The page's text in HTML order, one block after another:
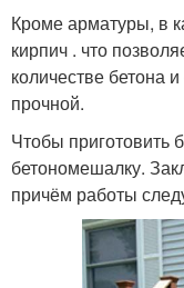
Кроме арматуры, в
кирпич . что
количестве бетона
прочной.
Чтобы приготовить
бетономешалку.
причём работы